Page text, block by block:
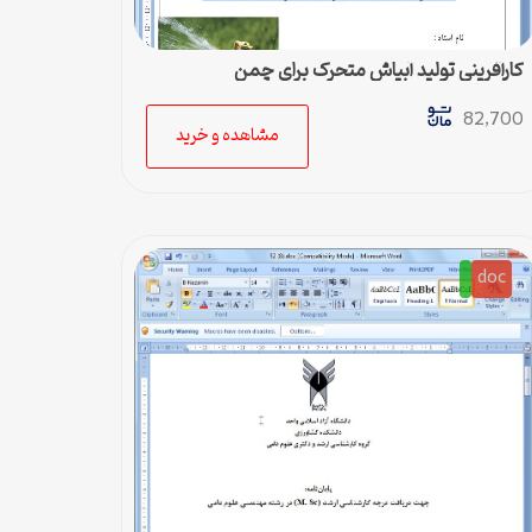
کارآفرینی تولید آبپاش متحرک برای چمن
82,700
مشاهده و خرید
doc